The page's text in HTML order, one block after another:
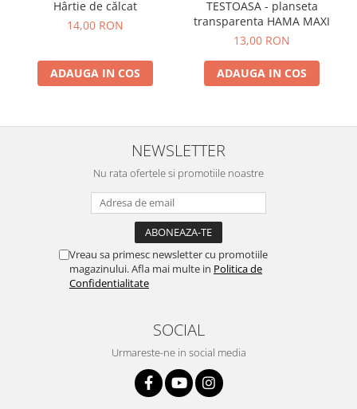
Jucării interactive
Magnetism
Sortare si numarare
Mărgele de călcat HAMA
Margele HAMA MAXI
Mărgele HAMA MIDI
Perceperea timpului - TimeTimer
Stimulare senzoriala
Hârtie de călcat
14,00 RON
ADAUGA IN COS
TESTOASA - planseta
transparenta HAMA MAXI
13,00 RON
ADAUGA IN COS
NEWSLETTER
Nu rata ofertele si promotiile noastre
Vreau sa primesc newsletter cu promotiile
magazinului. Afla mai multe in Politica de
Confidentialitate
SOCIAL
Urmareste-ne in social media